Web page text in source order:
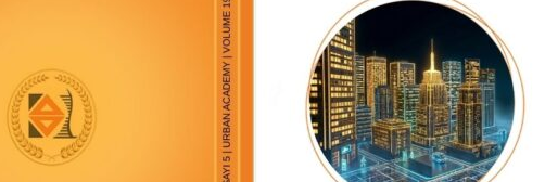
PUBLICATION GROUP
REKLAM TARIFESI |
ADVERTISEMENT FEE